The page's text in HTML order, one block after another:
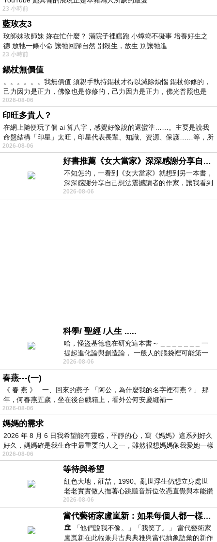
23 小時前
藍玫友3
玫師妹玫師妹 妳在忙什麼？ 滿院子裡瞎跑 小蟑螂不礙事 培養好生之
德 放牠一條小命 讓牠回歸自然 別殺生，放生 別讓牠進
23 小時前
錫杖無價值
。。。。。。我無價值 須親手執持錫杖才得以滅除煩惱 錫杖你修的，
己力因力是正力，佛像也是你修的，己力因力是正力，佛光普照也是
2026-08-06
印旺多貴人？
在網上隨便玩了個 ai 算八字，感覺好像說的還蠻準……。主要是說我
命盤結構「印星」太旺，印星代表長輩、知識、資源、保護……等，所
2026-08-06
好書推薦《女大當家》深深感謝分享自己想法震撼讀者的作家，讓我看到不同樣貌的家庭！
不知怎的，一看到《女大當家》就想到另一本書，
深深感謝分享自己想法震撼讀者的作家，讓我看到
不同樣貌的家庭！ 《女大
2026-08-06
科學/ 聖經 /人生 .....
哈，怪盜基德也在研究這本書～ _ _ _ _ _ _ _ 一
提起進化論與創造論， 一般人的腦袋裡可能第一
時間就有「 進化論很科
2026-08-06
春燕---(一)
《 春 燕 》 一、回來的燕子 「阿公，為什麼我的名字裡有燕？」 那
年，何春燕五歲，坐在後台戲箱上，看外公何安慶縫補一
2026-08-06
媽媽的需求
2026 年 8 月 6 日我希望能有靈感，平靜的心，寫《媽媽》這系列好久
好久，媽媽確是我生命中最重要的人之一，雖然很想媽媽像我愛她一樣
2026-08-06
等待與希望
紅色大地，莊喆，1990。亂世浮生仍想立身處世
老老實實做人撫著心跳聽音辨位依憑直覺與本能鑽
向裂隙的亮處探索另一個心聲另一個共鳴的
2026-08-06
當代藝術家盧嵐新：如果每個人都一樣，這世界該有多無聊？
🏛️ 「他們說我不像。」「我笑了。」 當代藝術家
盧嵐新在此幅兼具古典典雅與當代抽象語彙的新作